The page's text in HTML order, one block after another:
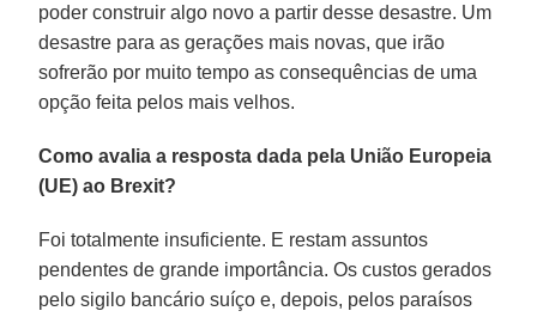
poder construir algo novo a partir desse desastre. Um
desastre para as gerações mais novas, que irão
sofrerão por muito tempo as consequências de uma
opção feita pelos mais velhos.
Como avalia a resposta dada pela União Europeia
(UE) ao Brexit?
Foi totalmente insuficiente. E restam assuntos
pendentes de grande importância. Os custos gerados
pelo sigilo bancário suíço e, depois, pelos paraísos